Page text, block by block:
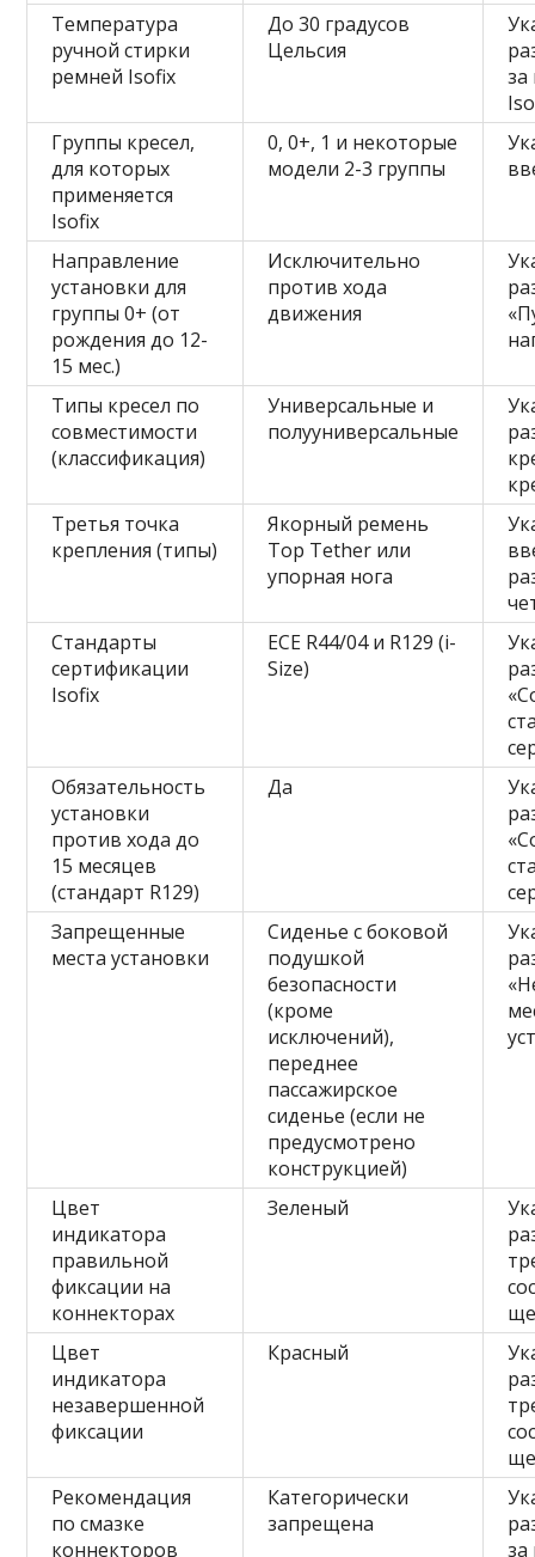
Температура
ручной стирки
ремней Isofix
До 30 градусов
Цельсия
Группы кресел,
для которых
применяется
Isofix
0, 0+, 1 и некоторые
модели 2-3 группы
Направление
установки для
группы 0+ (от
рождения до 12-
15 мес.)
Исключительно
против хода
движения
Типы кресел по
совместимости
(классификация)
Универсальные и
полууниверсальные
Третья точка
крепления (типы)
Якорный ремень
Top Tether или
упорная нога
Стандарты
сертификации
Isofix
ECE R44/04 и R129 (i-
Size)
Обязательность
установки
против хода до
15 месяцев
(стандарт R129)
Да
Запрещенные
места установки
Сиденье с боковой
подушкой
безопасности
(кроме
исключений),
переднее
пассажирское
сиденье (если не
предусмотрено
конструкцией)
Цвет
индикатора
правильной
фиксации на
коннекторах
Зеленый
Цвет
индикатора
незавершенной
фиксации
Красный
Рекомендация
по смазке
коннекторов
Категорически
запрещена